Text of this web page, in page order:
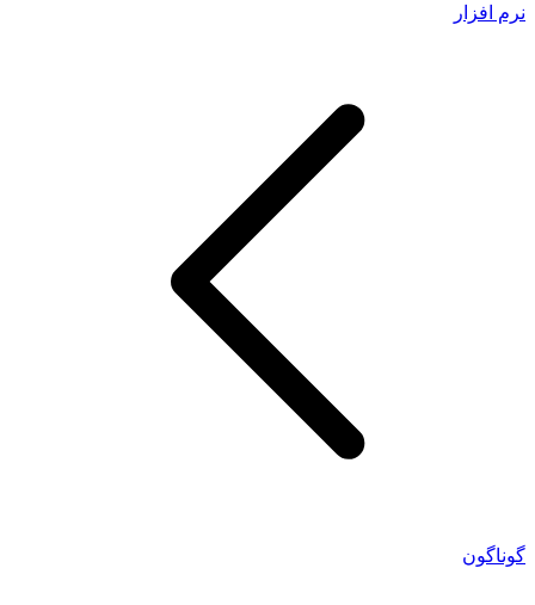
نرم افزار
گوناگون